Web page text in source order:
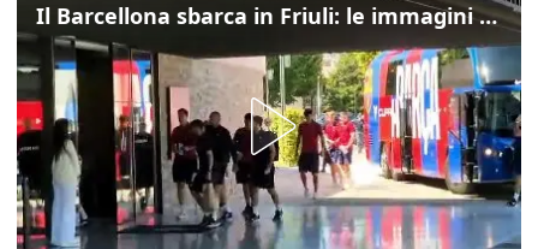
Il Barcellona sbarca in Friuli: le immagini dell'arrivo in albergo